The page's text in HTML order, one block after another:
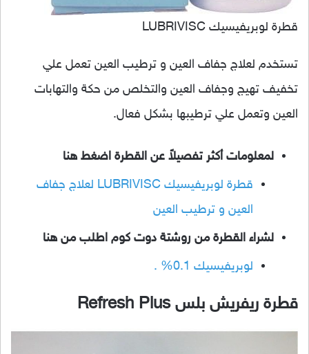
قطرة لوبريفيسيك LUBRIVISC
تستخدم لعلاج جفاف العين و ترطيب العين تعمل علي
تخفيف تهيج وجفاف العين والتخلص من حكة والتهابات
العين وتعمل علي ترطيبها بشكل فعال.
لمعلومات أكثر تفصيلاً عن القطرة اضغط هنا
قطرة لوبريفيسيك LUBRIVISC لعلاج جفاف
العين و ترطيب العين
لشراء القطرة من روشتة دوت كوم اطلب من هنا
لوبريفيسيك 0.1% .
قطرة ريفريش بلس Refresh Plus